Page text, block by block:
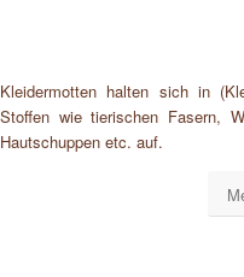
Kleidermotten halten sich in
Stoffen wie tierischen Fasern,
Hautschuppen etc. auf.